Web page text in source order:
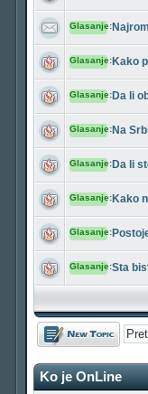
Glasanje:
Glasanje:Kako
Glasanje:Da li
Glasanje:Na
Glasanje:Da li
Glasanje:Kako
Glasanje:
Glasanje:Sta
Počni novu temu
Ko je OnLine